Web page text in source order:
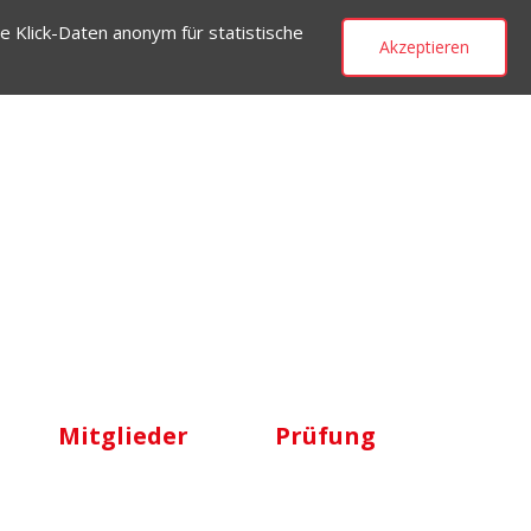
Mitglieder Prüfung
Klick-Daten anonym für statistische
Akzeptieren